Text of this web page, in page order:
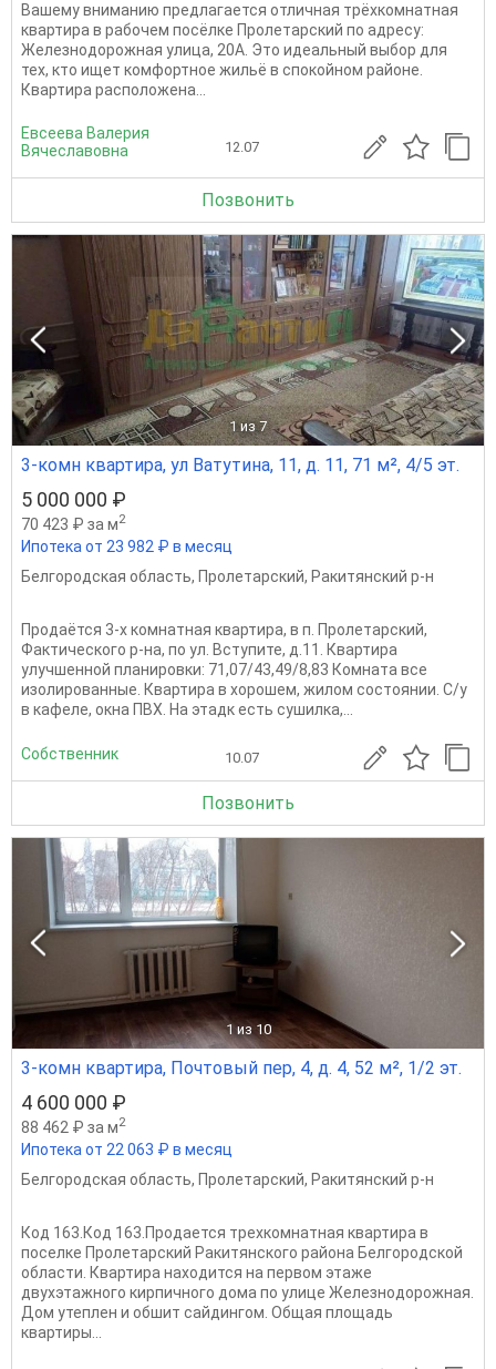
Вашему вниманию предлагается отличная трёхкомнатная
квартира в рабочем посёлке Пролетарский по адресу:
Железнодорожная улица, 20А. Это идеальный выбор для
тех, кто ищет комфортное жильё в спокойном районе.
Квартира расположена...
Евсеева Валерия
Вячеславовна
12.07
Позвонить
1 из 7
3-комн квартира, ул Ватутина, 11, д. 11, 71 м², 4/5 эт.
5 000 000 ₽
70 423 ₽ за м2
Ипотека от 23 982 ₽ в месяц
Белгородская область, Пролетарский, Ракитянский р-н
Продаётся 3-х комнатная квартира, в п. Пролетарский,
Фактического р-на, по ул. Вступите, д.11. Квартира
улучшенной планировки: 71,07/43,49/8,83 Комната все
изолированные. Квартира в хорошем, жилом состоянии. С/у
в кафеле, окна ПВХ. На этадк есть сушилка,...
Собственник 10.07
Позвонить
1 из 10
3-комн квартира, Почтовый пер, 4, д. 4, 52 м², 1/2 эт.
4 600 000 ₽
88 462 ₽ за м2
Ипотека от 22 063 ₽ в месяц
Белгородская область, Пролетарский, Ракитянский р-н
Код 163.Код 163.Продается трехкомнатная квартира в
поселке Пролетарский Ракитянского района Белгородской
области. Квартира находится на первом этаже
двухэтажного кирпичного дома по улице Железнодорожная.
Дом утеплен и обшит сайдингом. Общая площадь
квартиры...